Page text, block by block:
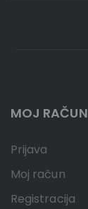
MOJ RAČUN
Prijava
Moj račun
Registracija